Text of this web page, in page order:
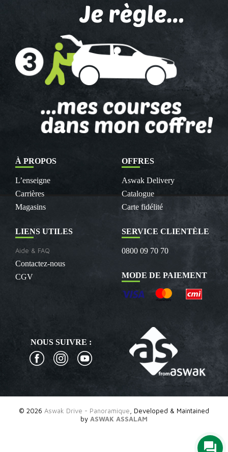
À PROPOS
L’enseigne
Carrières
Magasins
OFFRES
Aswak Delivery
Catalogue
Carte fidélité
LIENS UTILES
Aide & FAQ
Contactez-nous
CGV
SERVICE CLIENTÈLE
0800 09 70 70
MODE DE PAIEMENT
NOUS SUIVRE :
© 2026 Aswak Drive - Panoramique , Developed & Maintained
by ASWAK ASSALAM